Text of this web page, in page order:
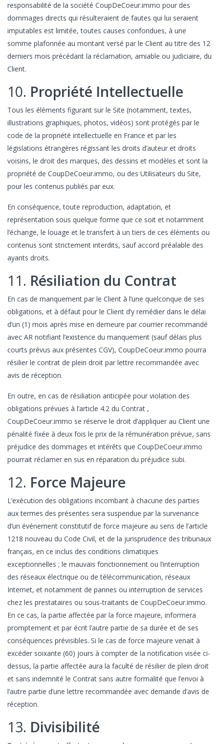
responsabilité de la société CoupDeCoeur.immo pour des
dommages directs qui résulteraient de fautes qui lui seraient
imputables est limitée, toutes causes confondues, à une
somme plafonnée au montant versé par le Client au titre des 12
derniers mois précédant la réclamation, amiable ou judiciaire, du
Client.
10. Propriété Intellectuelle
Tous les éléments figurant sur le Site (notamment, textes,
illustrations graphiques, photos, vidéos) sont protégés par le
code de la propriété intellectuelle en France et par les
législations étrangères régissant les droits d’auteur et droits
voisins, le droit des marques, des dessins et modèles et sont la
propriété de CoupDeCoeur.immo, ou des Utilisateurs du Site,
pour les contenus publiés par eux.
En conséquence, toute reproduction, adaptation, et
représentation sous quelque forme que ce soit et notamment
l’échange, le louage et le transfert à un tiers de ces éléments ou
contenus sont strictement interdits, sauf accord préalable des
ayants droits.
11. Résiliation du Contrat
En cas de manquement par le Client à l’une quelconque de ses
obligations, et à défaut pour le Client d’y remédier dans le délai
d’un (1) mois après mise en demeure par courrier recommandé
avec AR notifiant l’existence du manquement (sauf délais plus
courts prévus aux présentes CGV), CoupDeCoeur.immo pourra
résilier le contrat de plein droit par lettre recommandée avec
avis de réception.
En outre, en cas de résiliation anticipée pour violation des
obligations prévues à l’article 4.2 du Contrat ,
CoupDeCoeur.immo se réserve le droit d’appliquer au Client une
pénalité fixée à deux fois le prix de la rémunération prévue, sans
préjudice des dommages et intérêts que CoupDeCoeur.immo
pourrait réclamer en sus en réparation du préjudice subi.
12. Force Majeure
L’exécution des obligations incombant à chacune des parties
aux termes des présentes sera suspendue par la survenance
d’un événement constitutif de force majeure au sens de l’article
1218 nouveau du Code Civil, et de la jurisprudence des tribunaux
français, en ce inclus des conditions climatiques
exceptionnelles ; le mauvais fonctionnement ou l’interruption
des réseaux électrique ou de télécommunication, réseaux
Internet, et notamment de pannes ou interruption de services
chez les prestataires ou sous-traitants de CoupDeCoeur.immo.
En ce cas, la partie affectée par la force majeure, informera
promptement et par écrit l’autre partie de sa durée et de ses
conséquences prévisibles. Si le cas de force majeure venait à
excéder soixante (60) jours à compter de la notification visée ci-
dessus, la partie affectée aura la faculté de résilier de plein droit
et sans indemnité le Contrat sans autre formalité que l’envoi à
l‘autre partie d’une lettre recommandée avec demande d’avis de
réception.
13. Divisibilité